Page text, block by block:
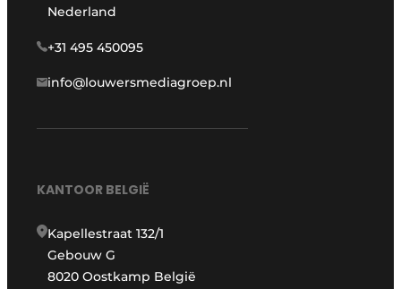
Nederland
+31 495 450095
info@louwersmediagroep.nl
KANTOOR BELGIË
Kapellestraat 132/1
Gebouw G
8020 Oostkamp België